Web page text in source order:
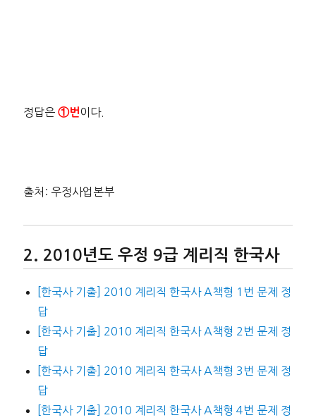
정답은①번 이다.
출처: 우정사업본부
2010년도 우정 9급 계리직 한국사
[한국사 기출] 2010 계리직 한국사 A책형 1번 문제 정
답
[한국사 기출] 2010 계리직 한국사 A책형 2번 문제 정
답
[한국사 기출] 2010 계리직 한국사 A책형 3번 문제 정
답
[한국사 기출] 2010 계리직 한국사 A책형 4번 문제 정